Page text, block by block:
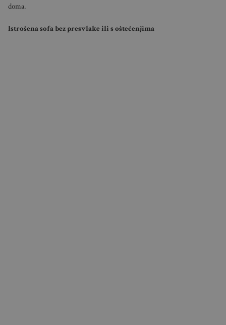
doma.
Istrošena sofa bez presvlake ili s oštećenjima